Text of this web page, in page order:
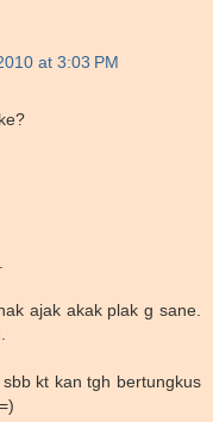
at 3:03 PM
ajak akak plak g sane.
kt kan tgh bertungkus